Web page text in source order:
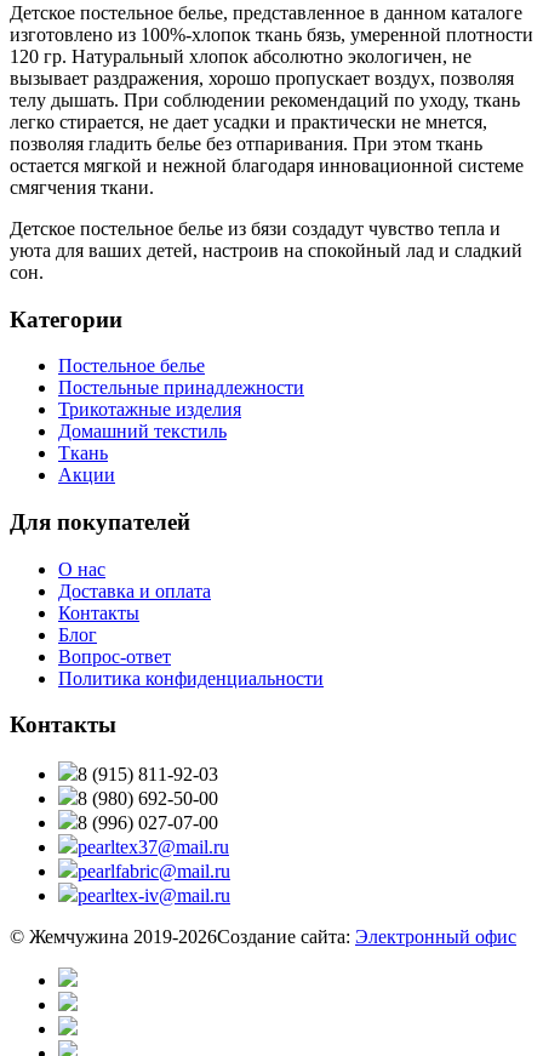
Детское постельное белье, представленное в данном каталоге
изготовлено из 100%-хлопок ткань бязь, умеренной плотности
120 гр. Натуральный хлопок абсолютно экологичен, не
вызывает раздражения, хорошо пропускает воздух, позволяя
телу дышать. При соблюдении рекомендаций по уходу, ткань
легко стирается, не дает усадки и практически не мнется,
позволяя гладить белье без отпаривания. При этом ткань
остается мягкой и нежной благодаря инновационной системе
смягчения ткани.
Детское постельное белье из бязи создадут чувство тепла и
уюта для ваших детей, настроив на спокойный лад и сладкий
сон.
Категории
Постельное белье
Постельные принадлежности
Трикотажные изделия
Домашний текстиль
Ткань
Акции
Для покупателей
О нас
Доставка и оплата
Контакты
Блог
Вопрос-ответ
Политика конфиденциальности
Контакты
8 (915) 811-92-03
8 (980) 692-50-00
8 (996) 027-07-00
pearltex37@mail.ru
pearlfabric@mail.ru
pearltex-iv@mail.ru
© Жемчужина 2019-2026Создание сайта: Электронный офис